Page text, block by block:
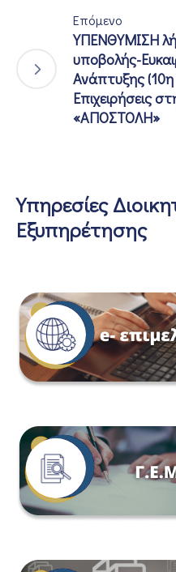
Επόμενο
ΥΠΕΝΘΥΜΙΣΗ
υποβολής-
Ανάπτυξης (10η
Επιχειρήσεις
«ΑΠΟΣΤΟΛΗ»
Υπηρεσίες
Εξυπηρέτησης